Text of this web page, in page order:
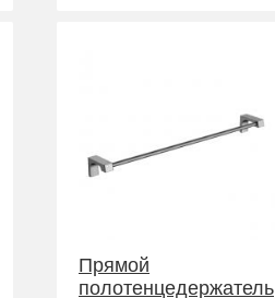
Прямой
полотенцедержатель